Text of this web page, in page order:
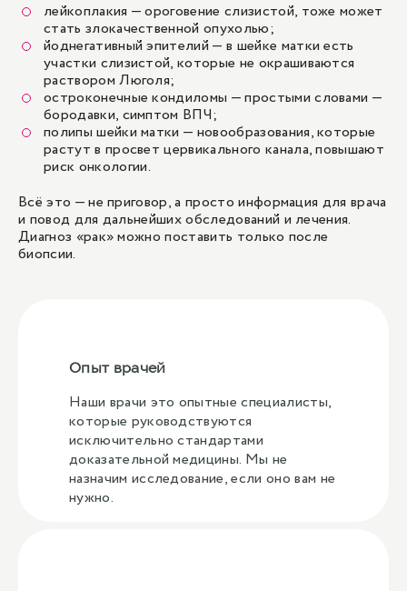
лейкоплакия — ороговение слизистой, тоже может
стать злокачественной опухолью;
йоднегативный эпителий — в шейке матки есть
участки слизистой, которые не окрашиваются
раствором Люголя;
остроконечные кондиломы — простыми словами —
бородавки, симптом ВПЧ;
полипы шейки матки — новообразования, которые
растут в просвет цервикального канала, повышают
риск онкологии.
Всё это — не приговор, а просто информация для врача
и повод для дальнейших обследований и лечения.
Диагноз «рак» можно поставить только после
биопсии.
Опыт врачей
Наши врачи это опытные специалисты,
которые руководствуются
исключительно стандартами
доказательной медицины. Мы не
назначим исследование, если оно вам не
нужно.